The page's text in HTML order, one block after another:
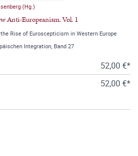
(Hg.)
Anti-Europeanism. Vol. 1
Rise of Euroscepticism in Western Europe
Integration, Band 27
52,00 €*
52,00 €*